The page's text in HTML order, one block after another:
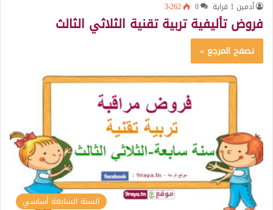
أدمين 1 قراية 0 3٬262
فروض تأليفية تربية تقنية الثلاثي الثالث
تصفح المرجع »
السنة السابعة أساسي